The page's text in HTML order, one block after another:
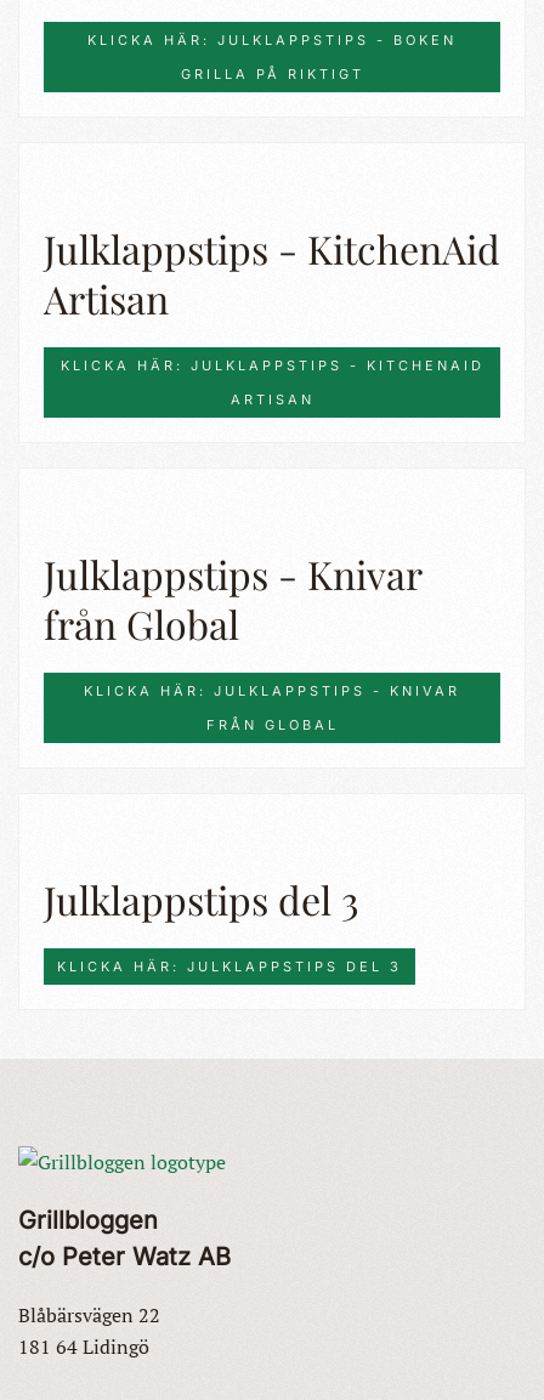
KLICKA HÄR: JULKLAPPSTIPS - BOKEN
GRILLA PÅ RIKTIGT
Julklappstips - KitchenAid
Artisan
KLICKA HÄR: JULKLAPPSTIPS - KITCHENAID
ARTISAN
Julklappstips - Knivar
från Global
KLICKA HÄR: JULKLAPPSTIPS - KNIVAR
FRÅN GLOBAL
Julklappstips del 3
KLICKA HÄR: JULKLAPPSTIPS DEL 3
Grillbloggen
c/o Peter Watz AB
Blåbärsvägen 22
181 64 Lidingö